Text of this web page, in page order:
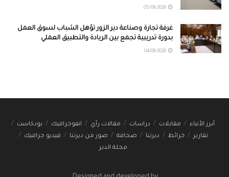
غرفة تجارة وصناعة دير الزور تؤهل الشباب لسوق العمل
بدورة تدريبية تجمع بين الريادة والتطبيق العملي
أبرز الأنباء مقابلات دراسات مقالات رأي انفوجرافيك
بودكاست
تقارير
خرائط ديرتنا صحافة صور من ديرتنا
فيديو جرافيك
مجلة الدير